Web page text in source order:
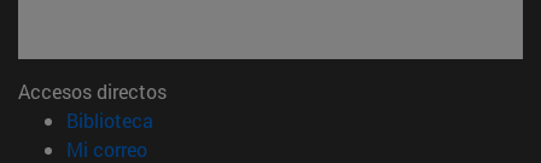
Accesos directos
Biblioteca
Mi correo(abre en nueva ventana)